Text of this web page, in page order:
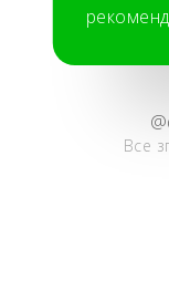
Все